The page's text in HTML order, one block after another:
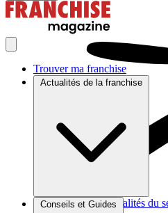
Trouver ma franchise
Actualités de la franchise
Brèves et actus Actualités du
Conseils et Guides